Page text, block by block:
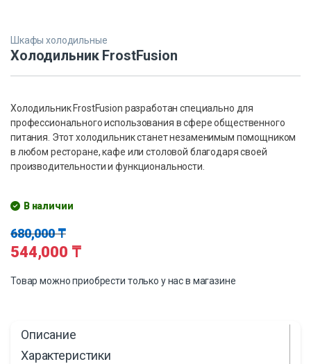
Шкафы холодильные
Холодильник FrostFusion
Холодильник FrostFusion разработан специально для
профессионального использования в сфере общественного
питания. Этот холодильник станет незаменимым помощником
в любом ресторане, кафе или столовой благодаря своей
производительности и функциональности.
В наличии
680,000₸
544,000 ₸
Товар можно приобрести только у нас в магазине
Описание
Характеристики